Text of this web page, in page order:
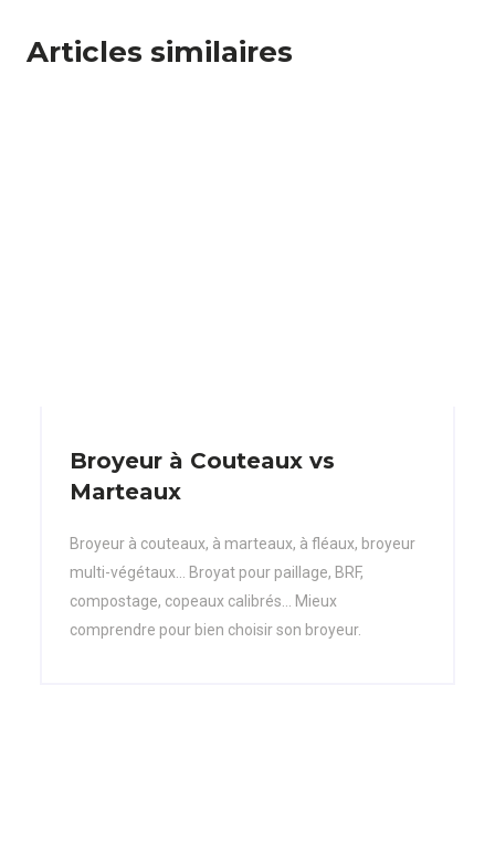
Articles similaires
Broyeur à Couteaux vs
Marteaux
Broyeur à couteaux, à marteaux, à fléaux, broyeur
multi-végétaux... Broyat pour paillage, BRF,
compostage, copeaux calibrés... Mieux
comprendre pour bien choisir son broyeur.